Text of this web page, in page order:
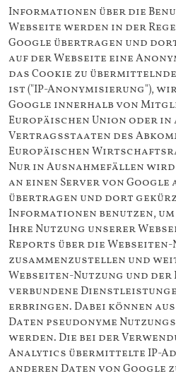
Informationen über die
Webseite werden in der
Google übertragen und
auf der Webseite eine
das Cookie zu
ist ("IP-Anonymisierung"),
Google innerhalb von
Europäischen Union oder in
Vertragsstaaten des
Europäischen
Nur in Ausnahmefällen
an einen Server von Google
übertragen und dort
Informationen benutzen,
Ihre Nutzung unserer
Reports über die
zusammenzustellen und
Webseiten-Nutzung und
verbundene
erbringen. Dabei können
Daten pseudonyme
werden. Die bei der
Analytics übermittelte IP-
anderen Daten von Google